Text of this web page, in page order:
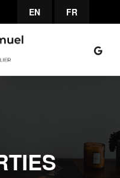
EN FR